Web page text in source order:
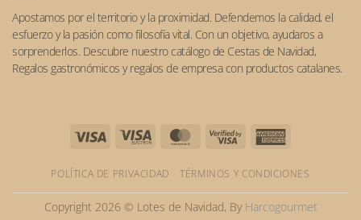
Apostamos por el territorioy la proximidad . Defendemos la calidad, el
esfuerzo y la pasión como filosofía vital. Con un objetivo, ayudaros a
sorprenderlos. Descubre nuestro catálogo de Cestas de Navidad,
Regalos gastronómicos yregalos de empresacon productos catalanes
Visa
Visa
MasterCardVisa
POLÍTICA DE PRIVACIDAD TÉRMINOS Y CONDICIONES
Copyright 2026 © Lotes de Navidad, By Harcogourmet